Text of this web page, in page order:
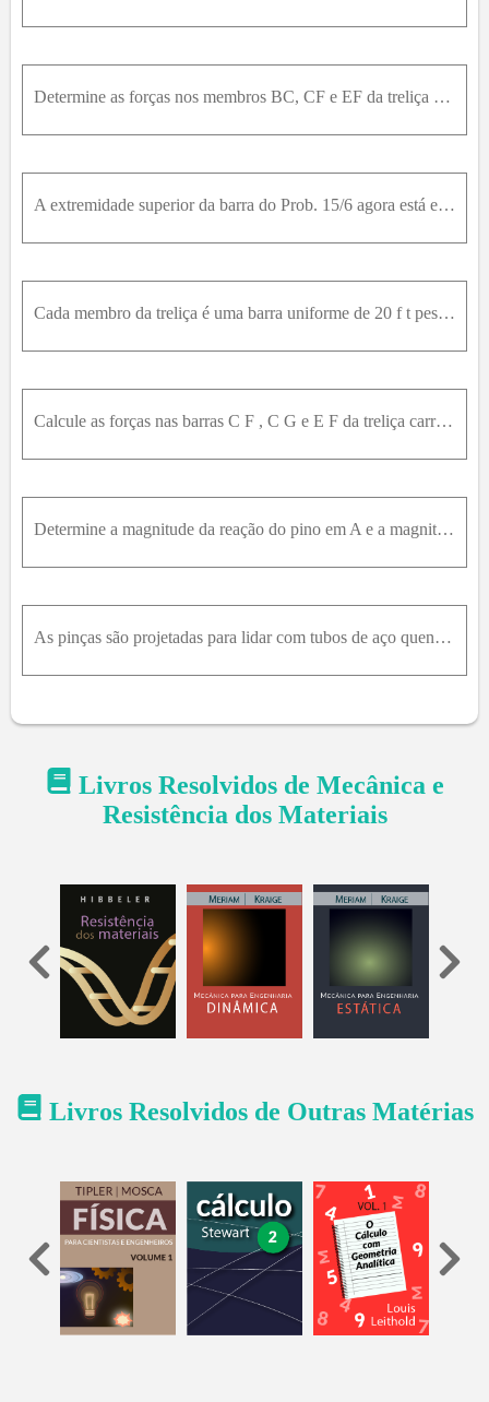
Determine as forças nos membros BC, CF e EF da treliça carregada.
A extremidade superior da barra do Prob. 15/6 agora está encostado a uma parede não vertical. Determine o valor mínimo do ângulo θ para o qual o equilíbrio é possível para μ s = 0,...
Cada membro da treliça é uma barra uniforme de 20 f t pesando 400 l b . Calcule a tensão ou compressão média em cada membro devido aos pesos dos membros.
Calcule as forças nas barras C F , C G e E F da treliça carregada.
Determine a magnitude da reação do pino em A e a magnitude e a direção da reação da força nos rolos. As polias em C e D são pequenas.
As pinças são projetadas para lidar com tubos de aço quente que estão sendo tratados termicamente em banho de óleo. Para uma abertura de mandíbula de 20 ° , qual é o coeficiente mí...
Livros Resolvidos de Mecânica e
Resistência dos Materiais
Livros Resolvidos de Outras Matérias